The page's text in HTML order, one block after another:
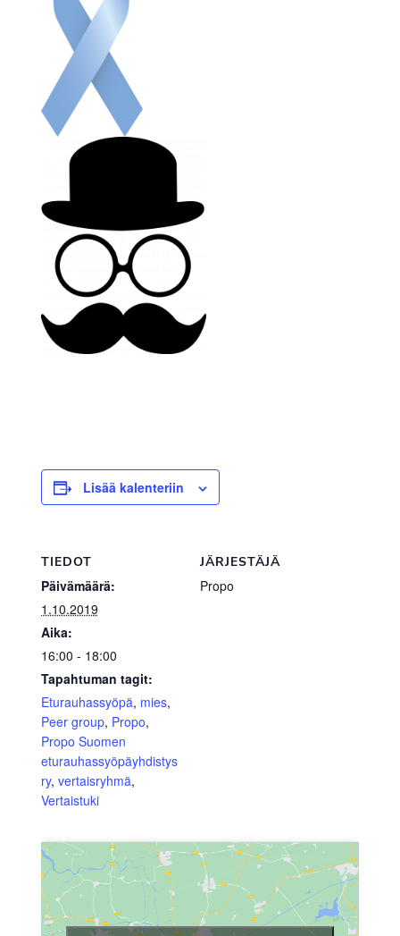
Lisää kalenteriin
TIEDOT
Päivämäärä:
1.10.2019
Aika:
16:00 - 18:00
Tapahtuman tagit:
Eturauhassyöpä, mies,
Peer group, Propo,
Propo Suomen
eturauhassyöpäyhdistys
ry, vertaisryhmä,
Vertaistuki
JÄRJESTÄJÄ
Propo